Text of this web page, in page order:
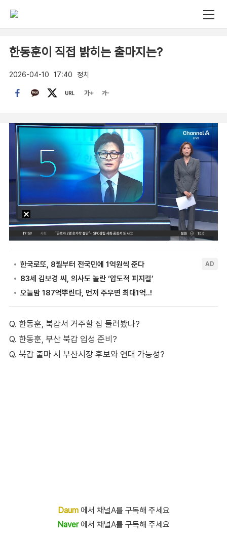
한동훈이 직접 밝히는 출마지는?
2026-04-10 17:40 정치
Q. 한동훈, 북갑서 거주할 집 둘러봤나?
Q. 한동훈, 부산 북갑 입성 준비?
Q. 북갑 출마 시 부산시장 후보와 연대 가능성?
Daum에서 채널A를 구독해 주세요
Naver에서 채널A를 구독해 주세요